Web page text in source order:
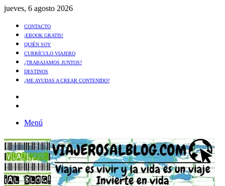
jueves, 6 agosto 2026
CONTACTO
¡EBOOK GRATIS!
QUIÉN SOY
CURRÍCULO VIAJERO
¿TRABAJAMOS JUNTOS?
DESTINOS
¿ME AYUDAS A CREAR CONTENIDO?
Menú